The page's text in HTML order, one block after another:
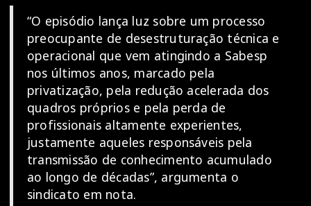
“O episódio lança luz sobre um processo
preocupante de desestruturação técnica e
operacional que vem atingindo a Sabesp
nos últimos anos, marcado pela
privatização, pela redução acelerada dos
quadros próprios e pela perda de
profissionais altamente experientes,
justamente aqueles responsáveis pela
transmissão de conhecimento acumulado
ao longo de décadas”, argumenta o
sindicato em nota.